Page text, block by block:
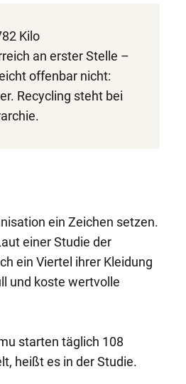
Kilo
an erster Stelle –
offenbar nicht:
Recycling steht bei
ein Zeichen setzen.
einer Studie der
ein Viertel ihrer Kleidung
und koste wertvolle
starten täglich 108
heißt es in der Studie.